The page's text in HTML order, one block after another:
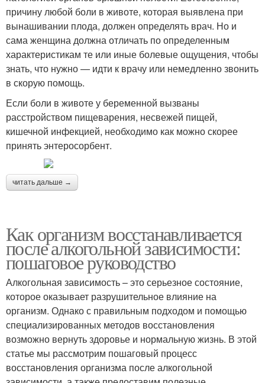
причину любой боли в животе, которая выявлена при
вынашивании плода, должен определять врач. Но и
сама женщина должна отличать по определенным
характеристикам те или иные болевые ощущения, чтобы
знать, что нужно — идти к врачу или немедленно звонить
в скорую помощь.
Если боли в животе у беременной вызваны
расстройством пищеварения, несвежей пищей,
кишечной инфекцией, необходимо как можно скорее
принять энтеросорбент.
читать дальше →
Как организм восстанавливается
после алкогольной зависимости:
пошаговое руководство
Алкогольная зависимость – это серьезное состояние,
которое оказывает разрушительное влияние на
организм. Однако с правильным подходом и помощью
специализированных методов восстановления
возможно вернуть здоровье и нормальную жизнь. В этой
статье мы рассмотрим пошаговый процесс
восстановления организма после алкогольной